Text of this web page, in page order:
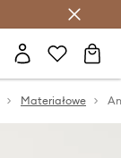
Materiałowe